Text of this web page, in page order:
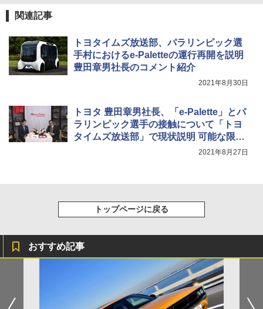
関連記事
トヨタイムズ放送部、パラリンピック選
手村におけるe-Paletteの運行再開を説明
豊田章男社長のコメント紹介
2021年8月30日
トヨタ 豊田章男社長、「e-Palette」とパ
ラリンピック選手の接触について「トヨ
タイムズ放送部」で現状説明 可能な限り
2021年8月27日
トップページに戻る
おすすめ記事